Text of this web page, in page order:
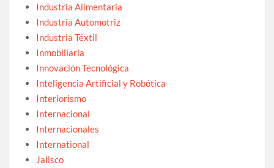
Industria Alimentaria
Industria Automotriz
Industria Téxtil
Inmobiliaria
Innovación Tecnológica
Inteligencia Artificial y Robótica
Interiorismo
Internacional
Internacionales
International
Jalisco